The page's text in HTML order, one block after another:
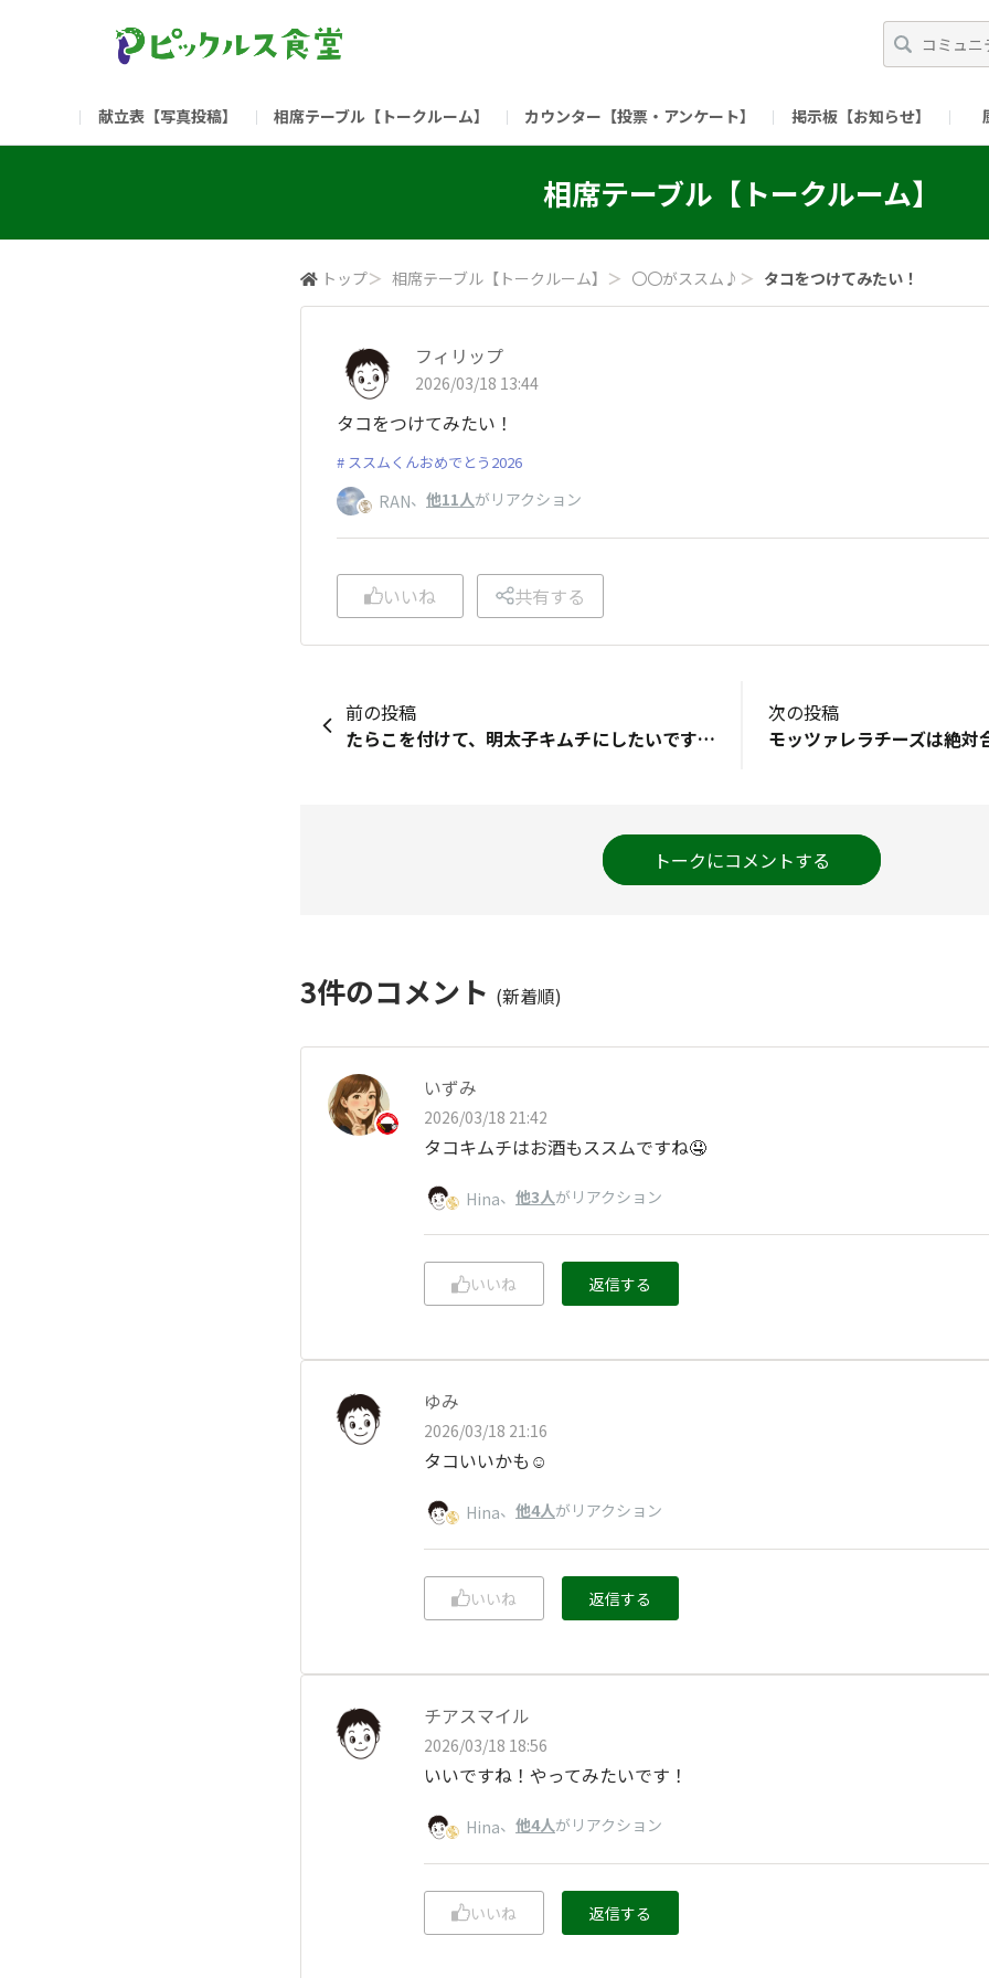
献立表【写真投稿】 相席テーブル【トークルーム】 カウンター【投票・アンケート】 掲示板【お知らせ】
（リンク）ご飯がススム ブランドサイト （リンク）ピックルスコーポレーションHP （リンク）
相席テーブル【トークルーム】
トップ＞ 相席テーブル【トークルーム】 ＞ 〇〇がススム♪ ＞ タコをつけてみたい！
フィリップ
2026/03/18 13:44
タコをつけてみたい！
ススムくんおめでとう2026
RAN、 他11人がリアクション
いいね 共有する
前の投稿
たらこを付けて、明太子キムチにしたいです🥹🫶 何を漬けたいかな〜とスーパーを徘徊していたらひらめき💡 みなさんの投稿を見ていて、アボカド、チーズ、たけのこが気になっています🤤
次の投稿
トークにコメントする
3件のコメント (新着順)
いずみ
2026/03/18 21:42
タコキムチはお酒もススムですね🤤
Hina、 他3人がリアクション
いいね 返信する
ゆみ
2026/03/18 21:16
タコいいかも☺️
Hina、 他4人がリアクション
いいね 返信する
チアスマイル
2026/03/18 18:56
いいですね！やってみたいです！
Hina、 他4人がリアクション
いいね 返信する